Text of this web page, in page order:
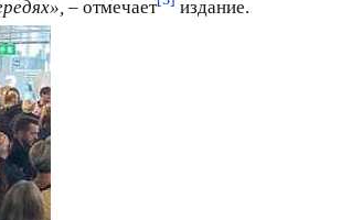
– отмечает издание.